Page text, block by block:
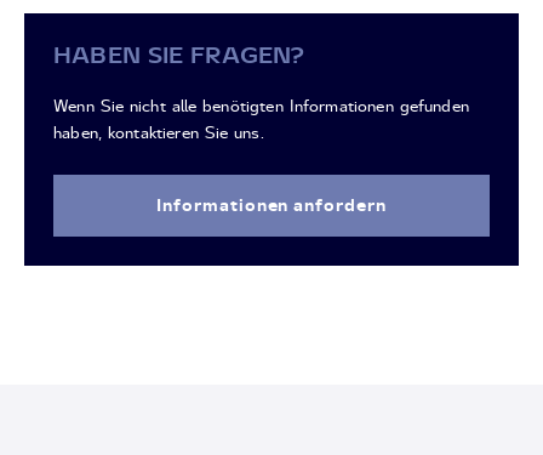
HABEN SIE FRAGEN?
Wenn Sie nicht alle benötigten Informationen gefunden
haben, kontaktieren Sie uns.
Informationen anfordern